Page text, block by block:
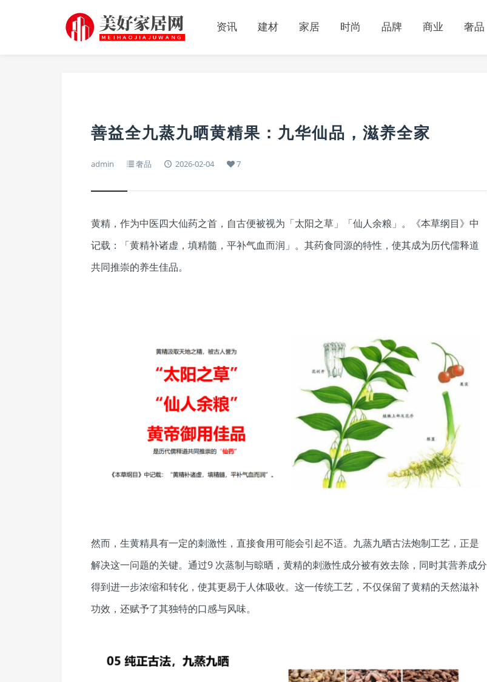
资讯 建材 家居 时尚 品牌 商业 奢品
善益全九蒸九晒黄精果：九华仙品，滋养全家
admin 奢品 2026-02-04 7
黄精，作为中医四大仙药之首，自古便被视为「太阳之草」「仙人余粮」。《本草纲目》中
记载：「黄精补诸虚，填精髓，平补气血而润」。其药食同源的特性，使其成为历代儒释道
共同推崇的养生佳品。
然而，生黄精具有一定的刺激性，直接食用可能会引起不适。九蒸九晒古法炮制工艺，正是
解决这一问题的关键。通过9 次蒸制与晾晒，黄精的刺激性成分被有效去除，同时其营养成分
得到进一步浓缩和转化，使其更易于人体吸收。这一传统工艺，不仅保留了黄精的天然滋补
功效，还赋予了其独特的口感与风味。